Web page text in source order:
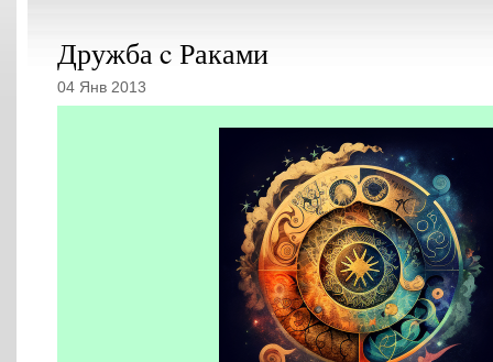
Дружба c Раками
04 Янв 2013